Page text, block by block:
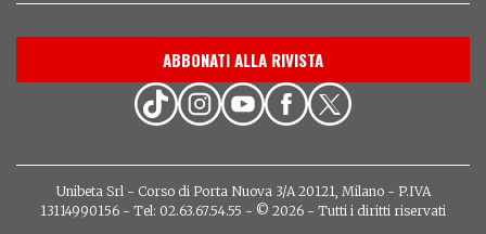
ABBONATI ALLA RIVISTA
Unibeta Srl - Corso di Porta Nuova 3/A 20121, Milano - P.IVA
13114990156 - Tel: 02.63.67.54.55 - © 2026 - Tutti i diritti riservati